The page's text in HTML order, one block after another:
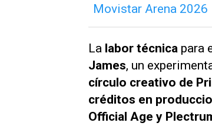
La labor técnica para
James, un
círculo creativo de
créditos en
Official Age y